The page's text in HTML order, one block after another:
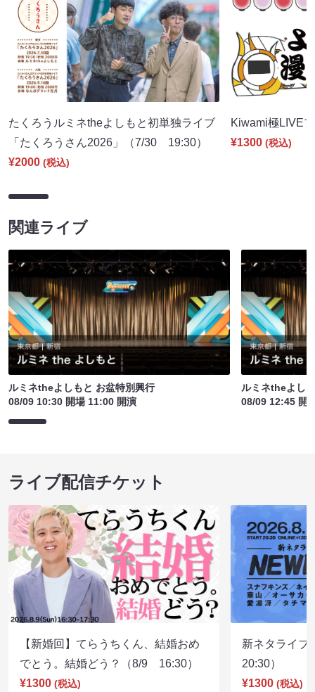
たくろうルミネtheよしもと初単独ライブ
「たくろうさん2026」（7/30 19:30）
¥2000 (税込)
Kiwami極LIVE
¥1300 (税込)
関連ライブ
ルミネtheよしもと お盆特別興行
08/09 10:30 開場 11:00 開演
ルミネtheよし
08/09 12:45 開
ライブ配信チケット
【新婚回】てらうちくん、結婚おめ
でとう。結婚どう？（8/9 16:30）
¥1300 (税込)
新ネタライ
20:30）
¥1300 (税込)